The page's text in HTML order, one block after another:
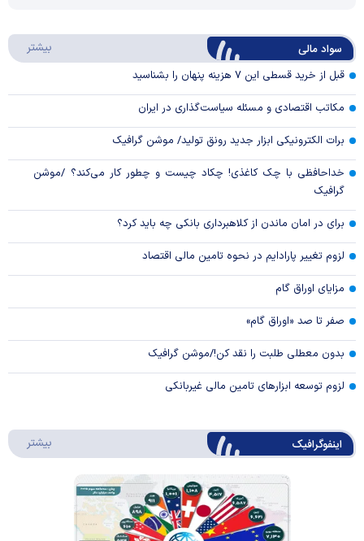
Video
سواد مالی بیشتر
قبل از خرید قسطی این ۷ هزینه پنهان را بشناسید
مکاتب اقتصادی و مسئله سیاست‌گذاری در ایران
برات الکترونیکی ابزار جدید رونق تولید/ موشن گرافیک
خداحافظی با چک کاغذی! چکاد چیست و چطور کار می‌کند؟ /موشن
گرافیک
برای در امان ماندن از کلاهبرداری بانکی چه باید کرد؟
لزوم تغییر پارادایم در نحوه تامین مالی اقتصاد
مزایای اوراق گام
صفر تا صد «اوراق گام»
بدون معطلی طلبت را نقد کن!/موشن گرافیک
لزوم توسعه ابزارهای تامین مالی غیربانکی
اینفوگرافیک بیشتر